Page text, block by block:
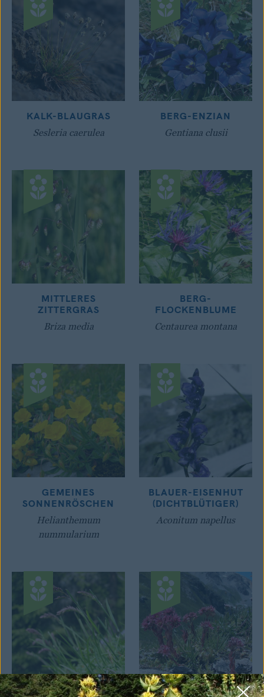
KALK-BLAUGRAS
Sesleria caerulea
BERG-ENZIAN
Gentiana clusii
MITTLERES
ZITTERGRAS
Briza media
BERG-
FLOCKENBLUME
Centaurea montana
GEMEINES
SONNENRÖSCHEN
Helianthemum
nummularium
BLAUER-EISENHUT
(DICHTBLÜTIGER)
Aconitum napellus